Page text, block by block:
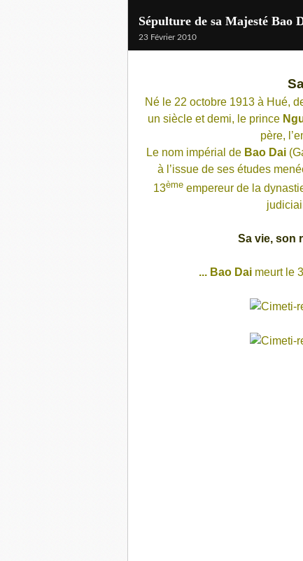
Sépulture de sa Majesté Bao
23 Février 2010
Né le 22 octobre 1913 à Hué,
un siècle et demi, le prince
père,
Le nom impérial de Bao Dai
à l’issue de ses études
13èmeempereur de la
Sa vie, son
... Bao Daimeurt le